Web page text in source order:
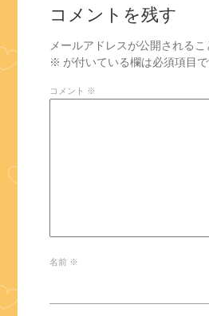
コメントを残す
メールアドレスが公開されるこ
※ が付いている欄は必須項目
コメント ※
名前 ※